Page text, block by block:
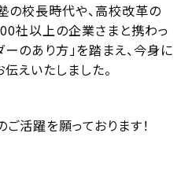
の校長時代や、高校改革の
社以上の企業さまと携わっ
のあり方」を踏まえ、今身に
えいたしました。
活躍を願っております！